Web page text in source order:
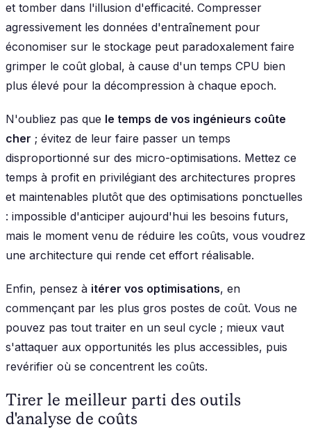
et tomber dans l'illusion d'efficacité. Compresser
agressivement les données d'entraînement pour
économiser sur le stockage peut paradoxalement faire
grimper le coût global, à cause d'un temps CPU bien
plus élevé pour la décompression à chaque epoch.
N'oubliez pas que le temps de vos ingénieurs coûte
cher ; évitez de leur faire passer un temps
disproportionné sur des micro-optimisations. Mettez ce
temps à profit en privilégiant des architectures propres
et maintenables plutôt que des optimisations ponctuelles
: impossible d'anticiper aujourd'hui les besoins futurs,
mais le moment venu de réduire les coûts, vous voudrez
une architecture qui rende cet effort réalisable.
Enfin, pensez à itérer vos optimisations, en
commençant par les plus gros postes de coût. Vous ne
pouvez pas tout traiter en un seul cycle ; mieux vaut
s'attaquer aux opportunités les plus accessibles, puis
revérifier où se concentrent les coûts.
Tirer le meilleur parti des outils
d'analyse de coûts